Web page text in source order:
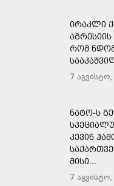
ᲘᲠᲐᲙᲚᲘ
ᲠᲝᲛ
7
ᲜᲐᲢᲝ-Ს
ᲙᲔᲕᲘᲜ
ᲛᲘᲡᲘ...
7